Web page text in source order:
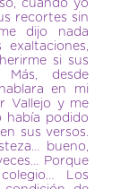
cuando yo
recortes sin
dijo nada
si sus
Más, desde
en mi
Vallejo y me
había podido
sus versos.
bueno,
Porque
Los